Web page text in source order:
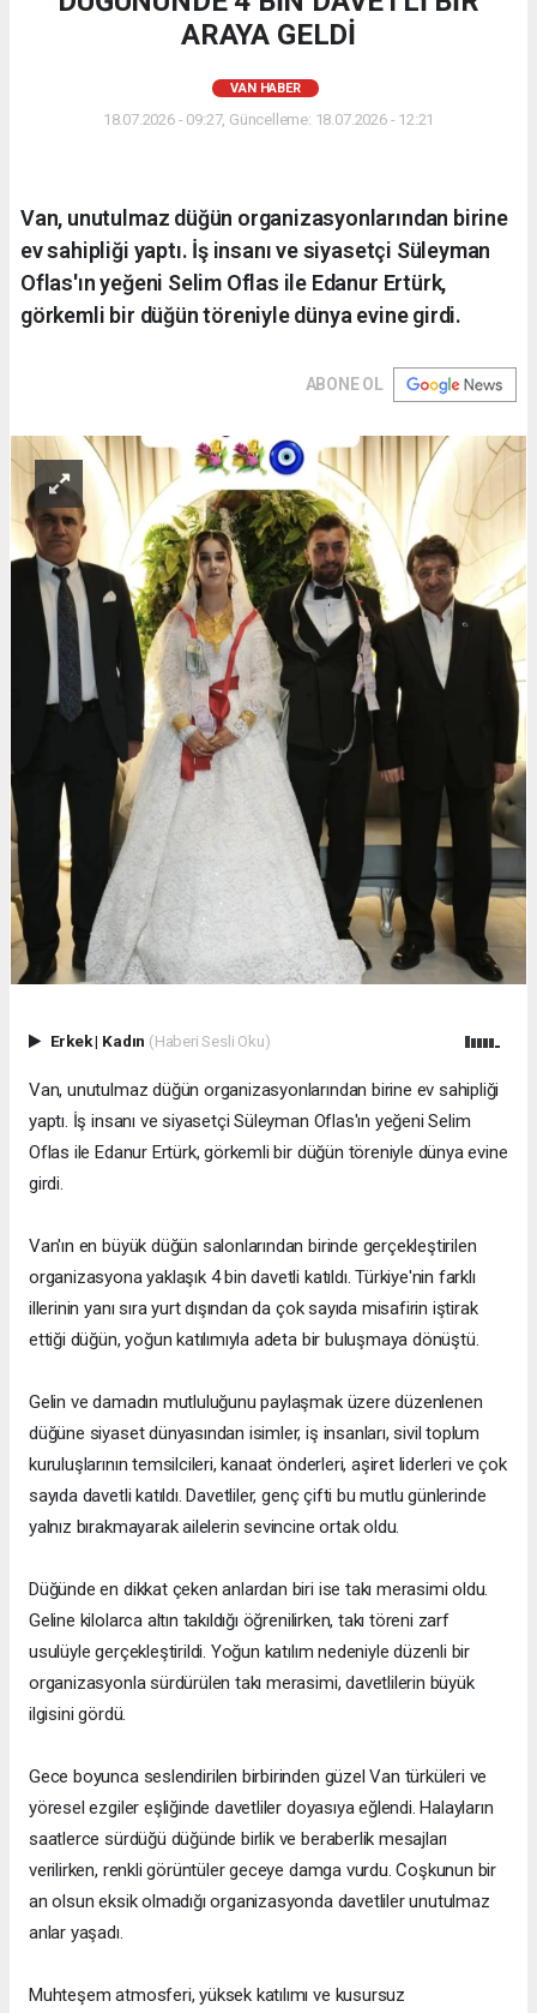
ARAYA GELDİ
VAN HABER
18.07.2026 - 09:27, Güncelleme: 18.07.2026 - 12:21
Van, unutulmaz düğün organizasyonlarından birine
ev sahipliği yaptı. İş insanı ve siyasetçi Süleyman
Oflas'ın yeğeni Selim Oflas ile Edanur Ertürk,
görkemli bir düğün töreniyle dünya evine girdi.
ABONE OL
Erkek| Kadın (Haberi Sesli Oku)
Van, unutulmaz düğün organizasyonlarından birine ev sahipliği
yaptı. İş insanı ve siyasetçi Süleyman Oflas'ın yeğeni Selim
Oflas ile Edanur Ertürk, görkemli bir düğün töreniyle dünya evine
girdi.
Van'ın en büyük düğün salonlarından birinde gerçekleştirilen
organizasyona yaklaşık 4 bin davetli katıldı. Türkiye'nin farklı
illerinin yanı sıra yurt dışından da çok sayıda misafirin iştirak
ettiği düğün, yoğun katılımıyla adeta bir buluşmaya dönüştü.
Gelin ve damadın mutluluğunu paylaşmak üzere düzenlenen
düğüne siyaset dünyasından isimler, iş insanları, sivil toplum
kuruluşlarının temsilcileri, kanaat önderleri, aşiret liderleri ve çok
sayıda davetli katıldı. Davetliler, genç çifti bu mutlu günlerinde
yalnız bırakmayarak ailelerin sevincine ortak oldu.
Düğünde en dikkat çeken anlardan biri ise takı merasimi oldu.
Geline kilolarca altın takıldığı öğrenilirken, takı töreni zarf
usulüyle gerçekleştirildi. Yoğun katılım nedeniyle düzenli bir
organizasyonla sürdürülen takı merasimi, davetlilerin büyük
ilgisini gördü.
Gece boyunca seslendirilen birbirinden güzel Van türküleri ve
yöresel ezgiler eşliğinde davetliler doyasıya eğlendi. Halayların
saatlerce sürdüğü düğünde birlik ve beraberlik mesajları
verilirken, renkli görüntüler geceye damga vurdu. Coşkunun bir
an olsun eksik olmadığı organizasyonda davetliler unutulmaz
anlar yaşadı.
Muhteşem atmosferi, yüksek katılımı ve kusursuz